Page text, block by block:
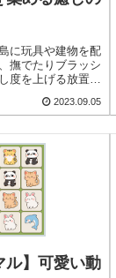
に玩具や建物を配
撫でたりブラッシ
度を上げる放置ゲ
アの解放で賑やか
2023.09.05
ル】可愛い動